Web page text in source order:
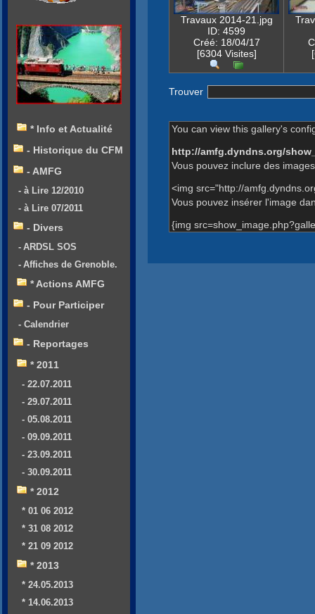
Travaux 2014-21.jpg
ID: 4599
Créé: 18/04/17
[6304 Visites]
Trouver
You can view this gallery's
http://amfg.dyndns.org/
Vous pouvez inclure des
<img src="http://
Vous pouvez insérer l'image
{img
* Info et Actualité
- Historique du CFM
- AMFG
- à Lire 12/2010
- à Lire 07/2011
- Divers
- ARDSL SOS
- Affiches de Grenoble.
* Actions AMFG
- Pour Participer
- Calendrier
- Reportages
* 2011
- 22.07.2011
- 29.07.2011
- 05.08.2011
- 09.09.2011
- 23.09.2011
- 30.09.2011
* 2012
* 01 06 2012
* 31 08 2012
* 21 09 2012
* 2013
* 24.05.2013
* 14.06.2013